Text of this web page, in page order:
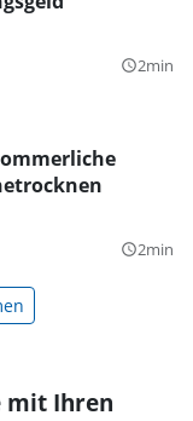
query_builder2min
query_builder2min
mit Ihren